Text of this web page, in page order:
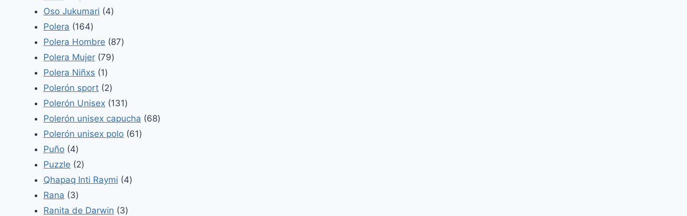
productos
Oso Jukumari 44
Polera 164164
productos
Polera Hombre 8787
Polera Mujer 7979
Polera Niñxs 11
producto
Polerón sport 22
productos
Polerón Unisex 131131
productos
Polerón unisex capucha 6868
Polerón unisex polo 6161
Puño 44
productos
Puzzle 22
productos
Qhapaq Inti Raymi 44
Rana 33
productos
Ranita de Darwin 33